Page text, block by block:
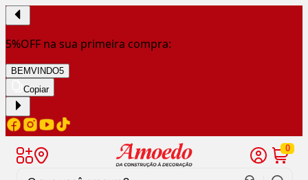
5%OFF na sua primeira compra:
BEMVINDO5
Copiar
0